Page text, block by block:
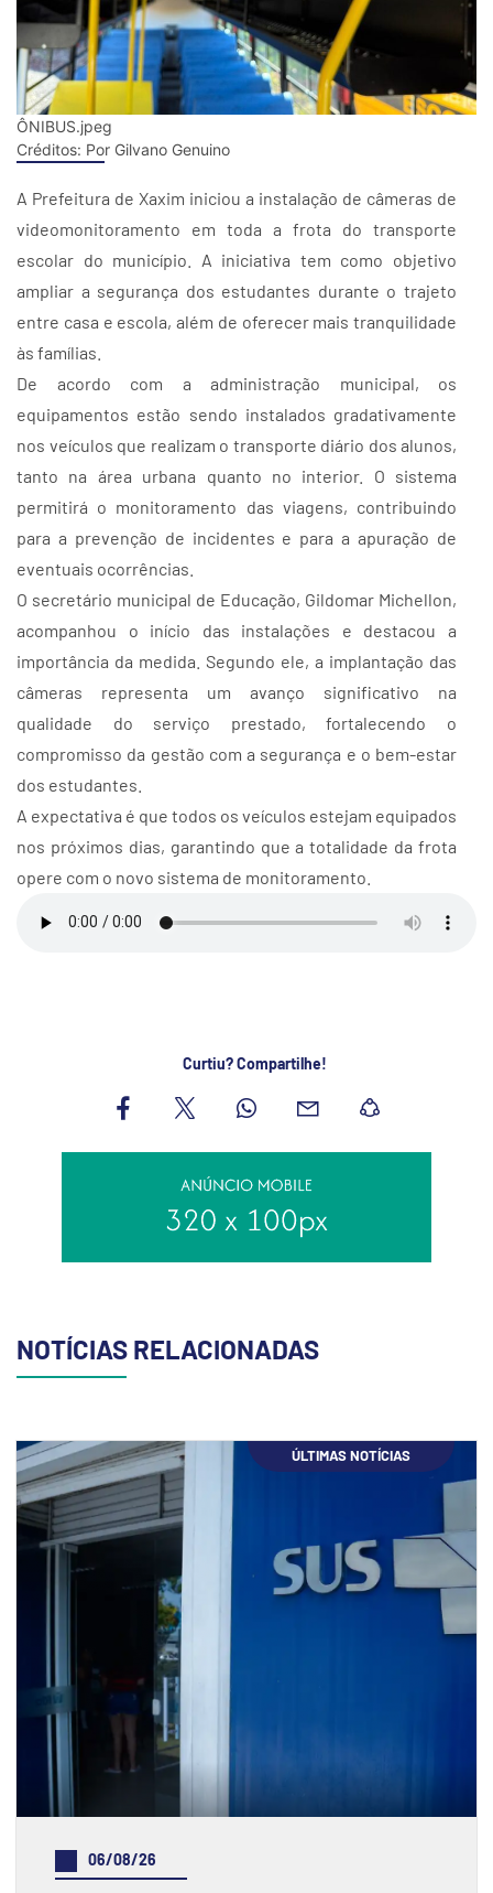
ÔNIBUS.jpeg
Créditos: Por Gilvano Genuino
A Prefeitura de Xaxim iniciou a instalação de câmeras de
videomonitoramento em toda a frota do transporte
escolar do município. A iniciativa tem como objetivo
ampliar a segurança dos estudantes durante o trajeto
entre casa e escola, além de oferecer mais tranquilidade
às famílias.
De acordo com a administração municipal, os
equipamentos estão sendo instalados gradativamente
nos veículos que realizam o transporte diário dos alunos,
tanto na área urbana quanto no interior. O sistema
permitirá o monitoramento das viagens, contribuindo
para a prevenção de incidentes e para a apuração de
eventuais ocorrências.
O secretário municipal de Educação, Gildomar Michellon,
acompanhou o início das instalações e destacou a
importância da medida. Segundo ele, a implantação das
câmeras representa um avanço significativo na
qualidade do serviço prestado, fortalecendo o
compromisso da gestão com a segurança e o bem-estar
dos estudantes.
A expectativa é que todos os veículos estejam equipados
nos próximos dias, garantindo que a totalidade da frota
opere com o novo sistema de monitoramento.
Curtiu? Compartilhe!
NOTÍCIAS RELACIONADAS
ÚLTIMAS NOTÍCIAS
06/08/26